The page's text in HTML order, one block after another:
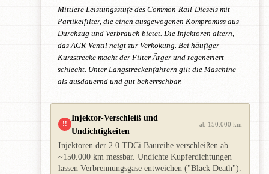
Mittlere Leistungsstufe des Common-Rail-Diesels mit
Partikelfilter, die einen ausgewogenen Kompromiss aus
Durchzug und Verbrauch bietet. Die Injektoren altern,
das AGR-Ventil neigt zur Verkokung. Bei häufiger
Kurzstrecke macht der Filter Ärger und regeneriert
schlecht. Unter Langstreckenfahrern gilt die Maschine
als ausdauernd und gut beherrschbar.
!!
Injektor-Verschleiß und
Undichtigkeiten
ab 150.000 km
Injektoren der 2.0 TDCi Baureihe verschleißen ab
~150.000 km messbar. Undichte Kupferdichtungen
lassen Verbrennungsgase entweichen ("Black Death").